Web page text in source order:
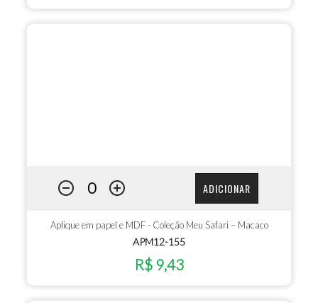
ADICIONAR
Aplique em papel e MDF - Coleção Meu Safari – Macaco
APM12-155
R$ 9,43